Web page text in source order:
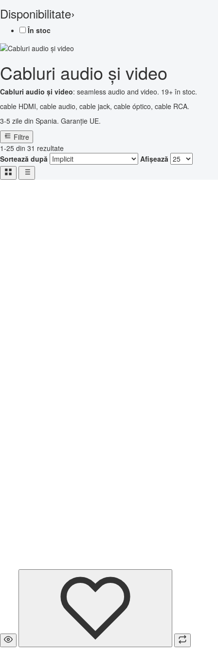
Disponibilitate›
În stoc
Cabluri audio și video
Cabluri audio și video: seamless audio and video. 19+ în stoc.
cable HDMI, cable audio, cable jack, cable óptico, cable RCA.
3-5 zile din Spania. Garanție UE.
Filtre
1-25 din 31 rezultate
Sortează după
Afișează